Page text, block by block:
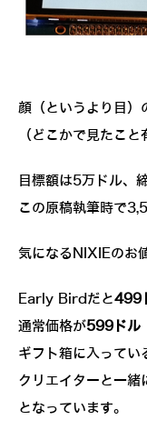
顔（というより目）
（どこかで見たこ
目標額は5万ドル、
この原稿執筆時で
気になるNIXIEのお
Early Birdだと499
通常価格が599ドル
ギフト箱に入って
クリエイターと一緒
となっています。